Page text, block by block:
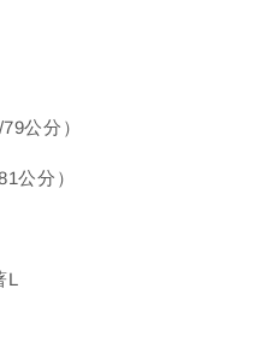
公分）
公分）
L